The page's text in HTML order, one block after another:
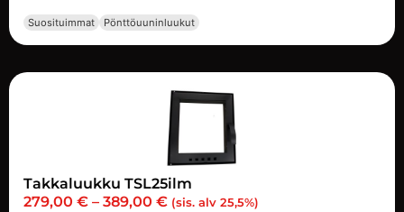
Suosituimmat Pönttöuuninluukut
Takkaluukku TSL25ilm
279,00 € – 389,00 € (sis. alv 25,5%)